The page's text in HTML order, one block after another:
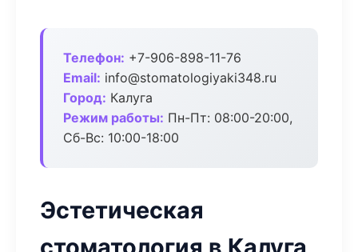
Телефон: +7-906-898-11-76
Email: info@stomatologiyaki348.ru
Город: Калуга
Режим работы: Пн-Пт: 08:00-20:00,
Сб-Вс: 10:00-18:00
Эстетическая